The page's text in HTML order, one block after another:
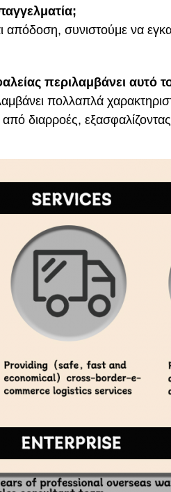
απόδοση, συνιστούμε να
περιλαμβάνει αυτό
πολλαπλά
διαρροές,